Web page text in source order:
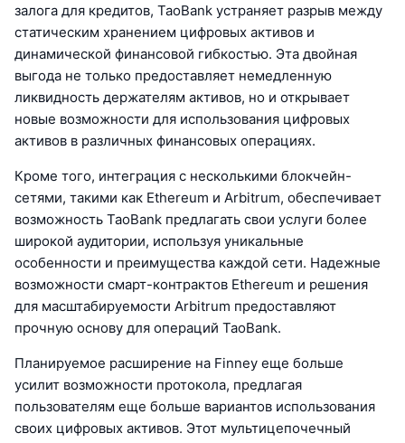
залога для кредитов, TaoBank устраняет разрыв между
статическим хранением цифровых активов и
динамической финансовой гибкостью. Эта двойная
выгода не только предоставляет немедленную
ликвидность держателям активов, но и открывает
новые возможности для использования цифровых
активов в различных финансовых операциях.
Кроме того, интеграция с несколькими блокчейн-
сетями, такими как Ethereum и Arbitrum, обеспечивает
возможность TaoBank предлагать свои услуги более
широкой аудитории, используя уникальные
особенности и преимущества каждой сети. Надежные
возможности смарт-контрактов Ethereum и решения
для масштабируемости Arbitrum предоставляют
прочную основу для операций TaoBank.
Планируемое расширение на Finney еще больше
усилит возможности протокола, предлагая
пользователям еще больше вариантов использования
своих цифровых активов. Этот мультицепочечный